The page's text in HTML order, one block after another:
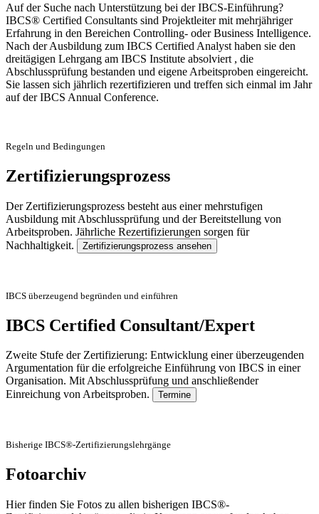
Auf der Suche nach Unterstützung bei der IBCS-Einführung?
IBCS® Certified Consultants sind Projektleiter mit mehrjähriger
Erfahrung in den Bereichen Controlling- oder Business Intelligence.
Nach der Ausbildung zum IBCS Certified Analyst haben sie den
dreitägigen Lehrgang am IBCS Institute absolviert , die
Abschlussprüfung bestanden und eigene Arbeitsproben eingereicht.
Sie lassen sich jährlich rezertifizieren und treffen sich einmal im Jahr
auf der IBCS Annual Conference.
Regeln und Bedingungen
Zertifizierungsprozess
Der Zertifizierungsprozess besteht aus einer mehrstufigen
Ausbildung mit Abschlussprüfung und der Bereitstellung von
Arbeitsproben. Jährliche Rezertifizierungen sorgen für
Nachhaltigkeit.
Zertifizierungsprozess ansehen
IBCS überzeugend begründen und einführen
IBCS Certified Consultant/Expert
Zweite Stufe der Zertifizierung: Entwicklung einer überzeugenden
Argumentation für die erfolgreiche Einführung von IBCS in einer
Organisation. Mit Abschlussprüfung und anschließender
Einreichung von Arbeitsproben.
Termine
Bisherige IBCS®-Zertifizierungslehrgänge
Fotoarchiv
Hier finden Sie Fotos zu allen bisherigen IBCS®-